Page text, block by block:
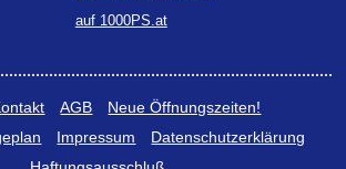
auf 1000PS.at
AGB
Neue Öffnungszeiten!
Impressum
Datenschutzerklärung